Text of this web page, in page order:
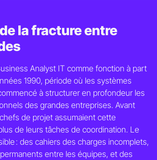
la fracture entre
Analyst IT comme fonction à part
1990, période où les systèmes
à structurer en profondeur les
des grandes entreprises. Avant
de projet assumaient cette
de leurs tâches de coordination. Le
: des cahiers des charges incomplets,
entre les équipes, et des